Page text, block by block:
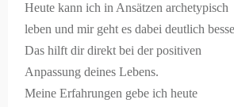
Heute kann ich in Ansätzen archetypisch
leben und mir geht es dabei deutlich
Das hilft dir direkt bei der positiven
Anpassung deines Lebens.
Meine Erfahrungen gebe ich heute